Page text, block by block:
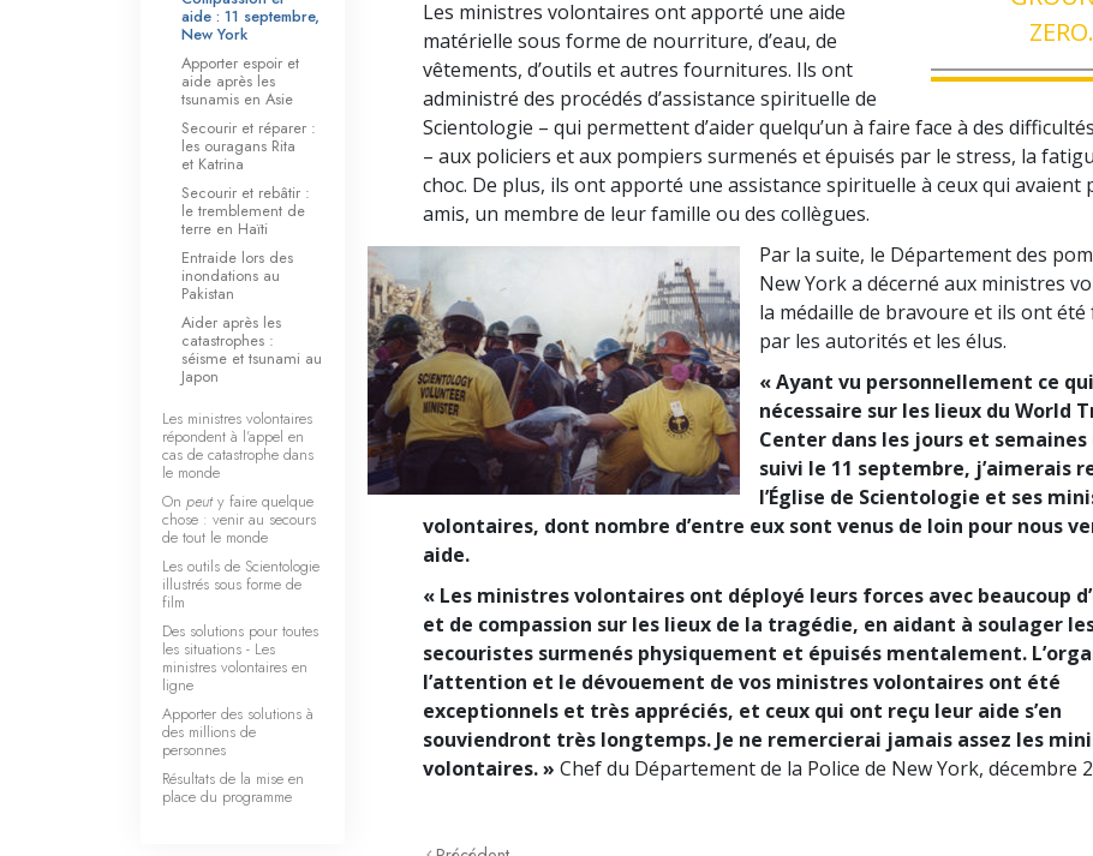
ZERO.
Les ministres volontaires ont apporté une aide
matérielle sous forme de nourriture, d’eau, de
vêtements, d’outils et autres fournitures. Ils ont
administré des procédés d’assistance spirituelle de
Scientologie – qui permettent d’aider quelqu’un à faire face à des
– aux policiers et aux pompiers surmenés et épuisés par le stress, la
choc. De plus, ils ont apporté une assistance spirituelle à ceux qui avaient
amis, un membre de leur famille ou des collègues.
Par la suite, le Département des
New York a décerné aux ministres
la médaille de bravoure et ils ont été
par les autorités et les élus.
« Ayant vu personnellement ce
nécessaire sur les lieux du World
Center dans les jours et
suivi le 11 septembre, j’aimerais
l’Église de Scientologie et ses
volontaires, dont nombre d’entre eux sont venus de loin pour nous
aide.
« Les ministres volontaires ont déployé leurs forces avec beaucoup
et de compassion sur les lieux de la tragédie, en aidant à soulager
secouristes surmenés physiquement et épuisés mentalement.
l’attention et le dévouement de vos ministres volontaires ont été
exceptionnels et très appréciés, et ceux qui ont reçu leur aide s’en
souviendront très longtemps. Je ne remercierai jamais assez les
volontaires. » Chef du Département de la Police de New York, décembre
aide : 11 septembre,
New York
Apporter espoir et
aide après les
tsunamis en Asie
Secourir et réparer :
les ouragans Rita
et Katrina
Secourir et rebâtir :
le tremblement de
terre en Haïti
Entraide lors des
inondations au
Pakistan
Aider après les
catastrophes :
séisme et tsunami au
Japon
Les ministres volontaires
répondent à l’appel en
cas de catastrophe dans
le monde
On peuty faire quelque
chose : venir au secours
de tout le monde
Les outils de Scientologie
illustrés sous forme de
film
Des solutions pour toutes
les situations - Les
ministres volontaires en
ligne
Apporter des solutions à
des millions de
personnes
Résultats de la mise en
place du programme